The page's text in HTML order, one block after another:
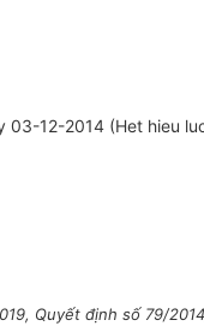
03-12-2014 (Het hieu
Quyết định số 79/